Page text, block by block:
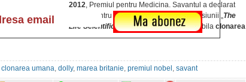
2012, Premiul pentru Medicina. Savantul a declarat
recent pentru BBC Radio 4, in cadrul emisiunii „The
Life Scientific„, ca este convins ca fi posibila clonarea
clonarea umana, dolly, marea britanie, premiul nobel , savant